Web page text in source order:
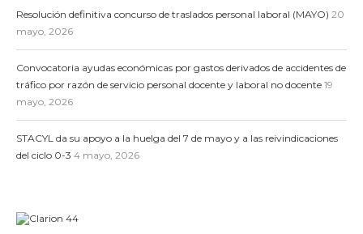
Resolución definitiva concurso de traslados personal laboral (MAYO) 20
mayo, 2026
Convocatoria ayudas económicas por gastos derivados de accidentes de
tráfico por razón de servicio personal docente y laboral no docente 19
mayo, 2026
STACYL da su apoyo a la huelga del 7 de mayo y a las reivindicaciones
del ciclo 0-3 4 mayo, 2026